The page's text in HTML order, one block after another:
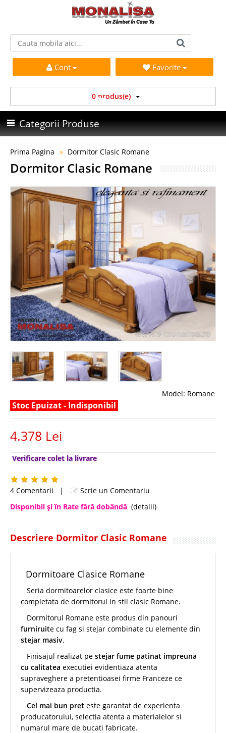
Cont Favorite
0 produs(e)
Categorii Produse
Prima Pagina Dormitor Clasic Romane
Dormitor Clasic Romane
Model: Romane
Stoc Epuizat - Indisponibil
4.378 Lei
Verificare colet la livrare
4 Comentarii |
Scrie un Comentariu
Disponibil şi în Rate fără dobândă (detalii)
Descriere Dormitor Clasic Romane
Dormitoare Clasice Romane
Seria dormitoarelor clasice este foarte bine
completata de dormitorul in stil clasic Romane.
Dormitorul Romane este produs din panouri
furniruite cu fag si stejar combinate cu elemente din
stejar masiv.
Finisajul realizat pe stejar fume patinat impreuna
cu calitatea executiei evidentiaza atenta
supraveghere a pretentioasei firme Franceze ce
supervizeaza productia.
Cel mai bun pret este garantat de experienta
producatorului, selectia atenta a materialelor si
numarul mare de bucati fabricate.